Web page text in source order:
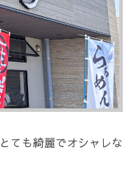
ても綺麗でオシャレな